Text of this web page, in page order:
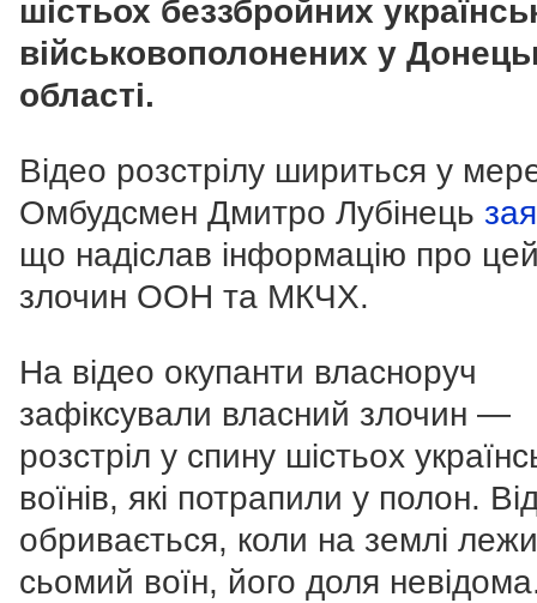
шістьох беззбройних
військовополонених у
області.
Відео розстрілу шириться у
Омбудсмен Дмитро Лубінець
що надіслав інформацію про
злочин ООН та МКЧХ.
На відео окупанти власноруч
зафіксували власний злочин —
розстріл у спину шістьох
воїнів, які потрапили у полон.
обривається, коли на землі
сьомий воїн, його доля